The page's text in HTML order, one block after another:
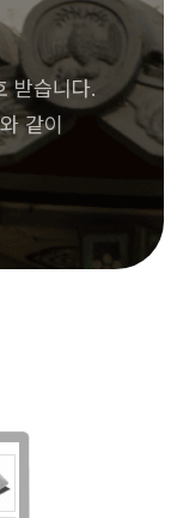
받습니다.
같이